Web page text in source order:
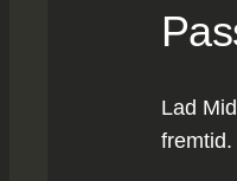
Lad
fremtid.